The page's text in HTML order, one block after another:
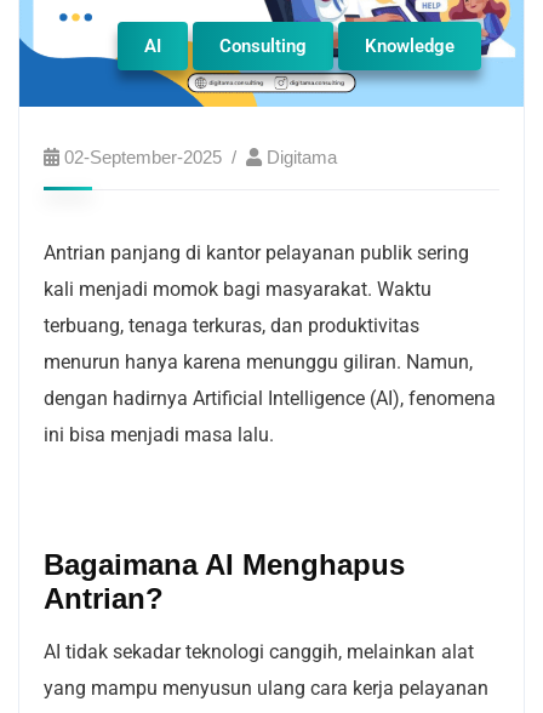
AI Consulting Knowledge
02-September-2025 Digitama
Antrian panjang di kantor pelayanan publik sering
kali menjadi momok bagi masyarakat. Waktu
terbuang, tenaga terkuras, dan produktivitas
menurun hanya karena menunggu giliran. Namun,
dengan hadirnya Artificial Intelligence (AI), fenomena
ini bisa menjadi masa lalu.
Bagaimana AI Menghapus
Antrian?
AI tidak sekadar teknologi canggih, melainkan alat
yang mampu menyusun ulang cara kerja pelayanan